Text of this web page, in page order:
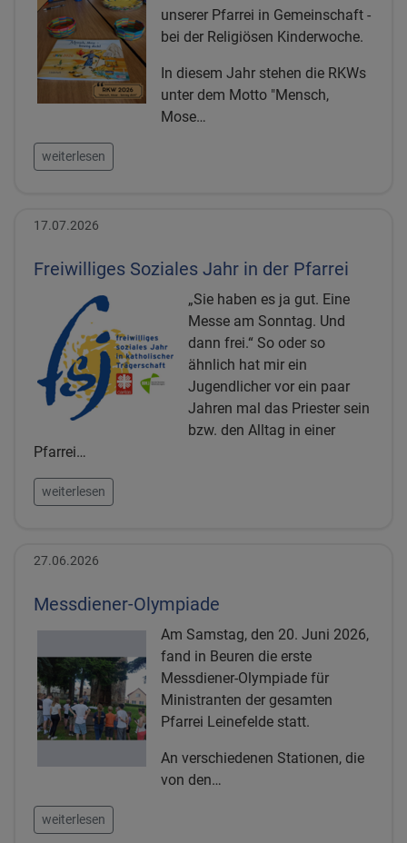
unserer Pfarrei in Gemeinschaft -
bei der Religiösen Kinderwoche.
In diesem Jahr stehen die RKWs
unter dem Motto "Mensch,
Mose…
weiterlesen
17.07.2026
Freiwilliges Soziales Jahr in der Pfarrei
„Sie haben es ja gut. Eine
Messe am Sonntag. Und
dann frei.“ So oder so
ähnlich hat mir ein
Jugendlicher vor ein paar
Jahren mal das Priester sein
bzw. den Alltag in einer
Pfarrei…
weiterlesen
27.06.2026
Messdiener-Olympiade
Am Samstag, den 20. Juni 2026,
fand in Beuren die erste
Messdiener-Olympiade für
Ministranten der gesamten
Pfarrei Leinefelde statt.
An verschiedenen Stationen, die
von den…
weiterlesen